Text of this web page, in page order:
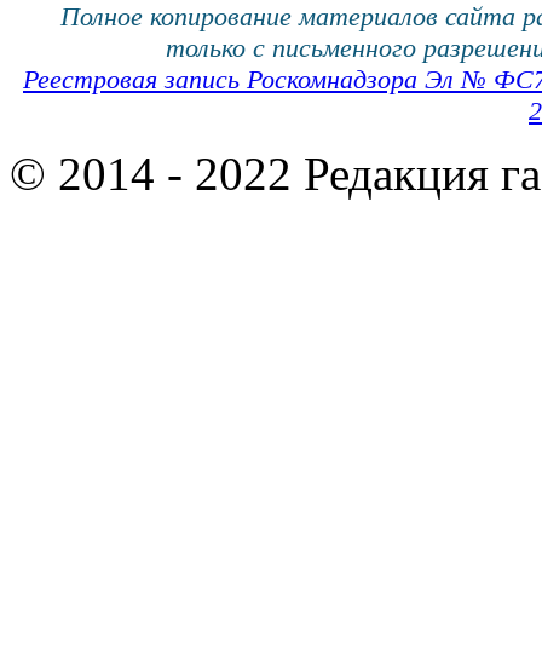
Полное копирование материалов сайта
только с письменного
Реестровая запись Роскомнадзора Эл №
© 2014 - 2022 Редакция